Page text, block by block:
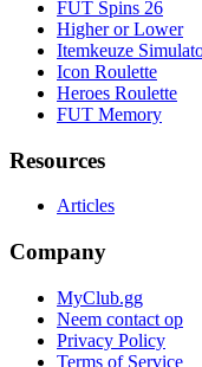
FUT Spins 26
Higher or Lower
Itemkeuze
Icon Roulette
Heroes Roulette
FUT Memory
Resources
Articles
Company
MyClub.gg
Neem contact op
Privacy Policy
Terms of Service